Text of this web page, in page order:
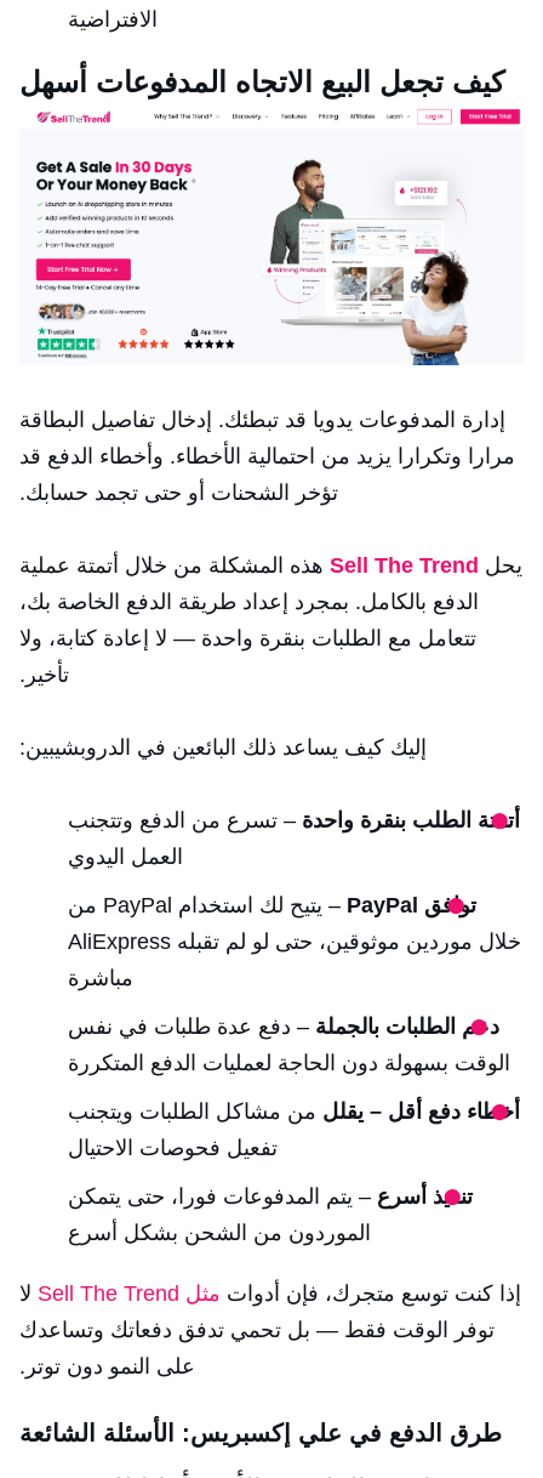
الافتراضية
كيف تجعل البيع الاتجاه المدفوعات أسهل
إدارة المدفوعات يدويا قد تبطئك. إدخال تفاصيل البطاقة
مرارا وتكرارا يزيد من احتمالية الأخطاء. وأخطاء الدفع قد
تؤخر الشحنات أو حتى تجمد حسابك.
يحل Sell The Trend هذه المشكلة من خلال أتمتة عملية
الدفع بالكامل. بمجرد إعداد طريقة الدفع الخاصة بك،
تتعامل مع الطلبات بنقرة واحدة — لا إعادة كتابة، ولا
تأخير.
إليك كيف يساعد ذلك البائعين في الدروبشيبين:
أتمتة الطلب بنقرة واحدة – تسرع من الدفع وتتجنب
العمل اليدوي
توافق PayPal
– يتيح لك استخدام PayPal من
خلال موردين موثوقين، حتى لو لم تقبله AliExpress
مباشرة
دعم الطلبات بالجملة – دفع عدة طلبات في نفس
الوقت بسهولة دون الحاجة لعمليات الدفع المتكررة
أخطاء دفع أقل – يقلل من مشاكل الطلبات ويتجنب
تفعيل فحوصات الاحتيال
تنفيذ أسرع – يتم المدفوعات فورا، حتى يتمكن
الموردون من الشحن بشكل أسرع
إذا كنت توسع متجرك، فإن أدوات مثل Sell The Trend
لا
توفر الوقت فقط — بل تحمي تدفق دفعاتك وتساعدك
على النمو دون توتر.
طرق الدفع في علي إكسبريس: الأسئلة الشائعة